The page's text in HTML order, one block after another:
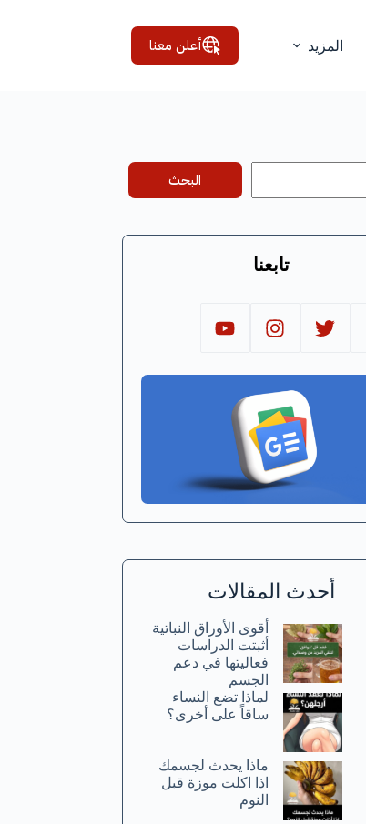
المزيد أعلن معنا
البحث
تابعنا
أحدث المقالات
أقوى الأوراق النباتية
أثبتت الدراسات
فعاليتها في دعم
الجسم
لماذا تضع النساء
ساقاً على أخرى؟
ماذا يحدث لجسمك
اذا اكلت موزة قبل
النوم